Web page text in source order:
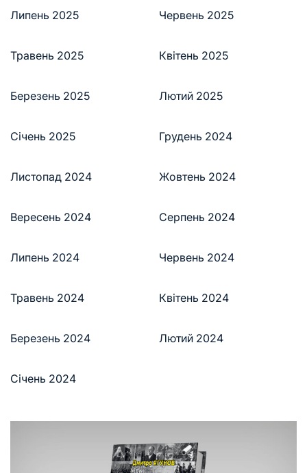
Липень 2025 Червень 2025
Травень 2025 Квітень 2025
Березень 2025 Лютий 2025
Січень 2025 Грудень 2024
Листопад 2024 Жовтень 2024
Вересень 2024 Серпень 2024
Липень 2024 Червень 2024
Травень 2024 Квітень 2024
Березень 2024 Лютий 2024
Січень 2024